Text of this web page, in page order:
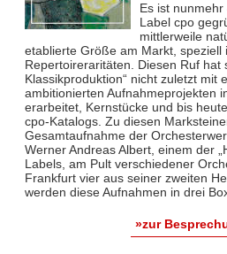
Es ist
Label cpo
mittlerweile
etablierte Größe am Markt, speziell
Repertoireraritäten. Diesen Ruf hat
Klassikproduktion“ nicht zuletzt mit
ambitionierten Aufnahmeprojekten
erarbeitet, Kernstücke und bis
cpo-Katalogs. Zu diesen
Gesamtaufnahme der
Werner Andreas Albert, einem der
Labels, am Pult verschiedener
Frankfurt vier aus seiner zweiten
werden diese Aufnahmen in drei
»zur